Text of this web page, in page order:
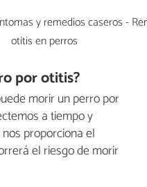
por otitis?
morir un perro por
a tiempo y
proporciona el
el riesgo de morir